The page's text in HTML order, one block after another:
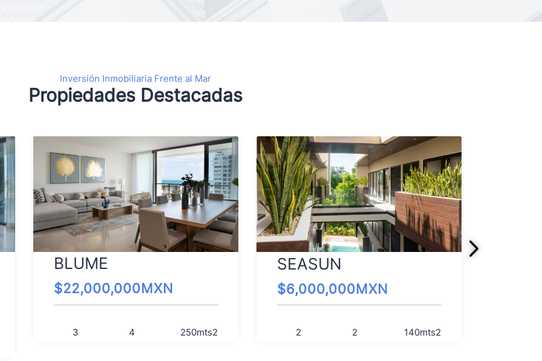
Inversión Inmobiliaria Frente al Mar
Propiedades Destacadas
BLUME
$22,000,000MXN
3 4 250mts2
SEASUN
$6,000,000MXN
2 2 140mts2